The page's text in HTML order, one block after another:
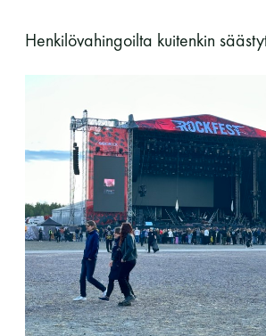
Henkilövahingoilta kuitenkin